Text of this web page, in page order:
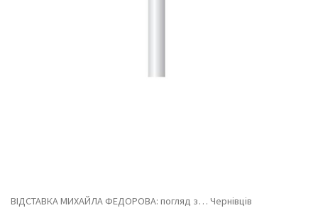
ВІДСТАВКА МИХАЙЛА ФЕДОРОВА: погляд з… Чернівців